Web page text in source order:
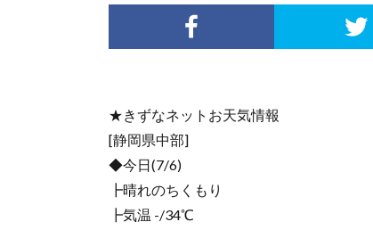
★きずなネットお天気情報
[静岡県中部]
◆今日(7/6)
┣晴れのちくもり
┣気温 -/34℃